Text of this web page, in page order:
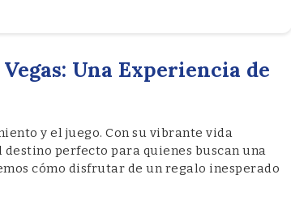
Una Experiencia de
y el juego. Con su vibrante vida
perfecto para quienes buscan una
cómo disfrutar de un regalo inesperado